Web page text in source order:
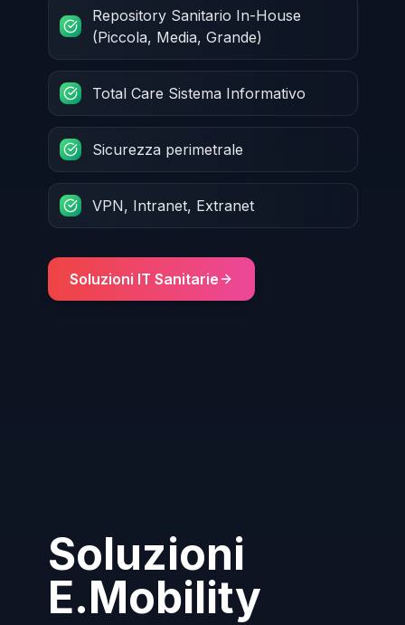
Repository Sanitario In-House
(Piccola, Media, Grande)
Total Care Sistema Informativo
Sicurezza perimetrale
VPN, Intranet, Extranet
Soluzioni IT Sanitarie
Soluzioni
E.Mobility